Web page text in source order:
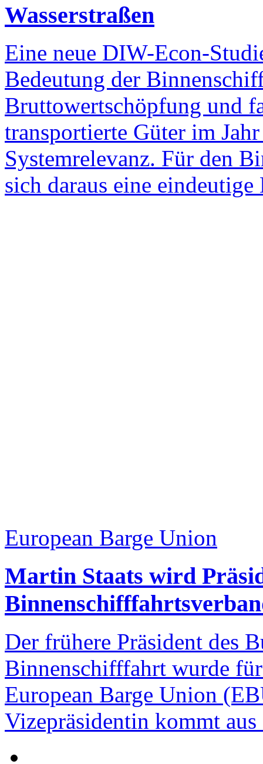
Wasserstraßen
Eine neue DIW-Econ-
Bedeutung der
Bruttowertschöpfung und
transportierte Güter im
Systemrelevanz. Für den
sich daraus eine
European Barge Union
Martin Staats wird
Der frühere Präsident des
Binnenschifffahrt wurde
European Barge Union
Vizepräsidentin kommt